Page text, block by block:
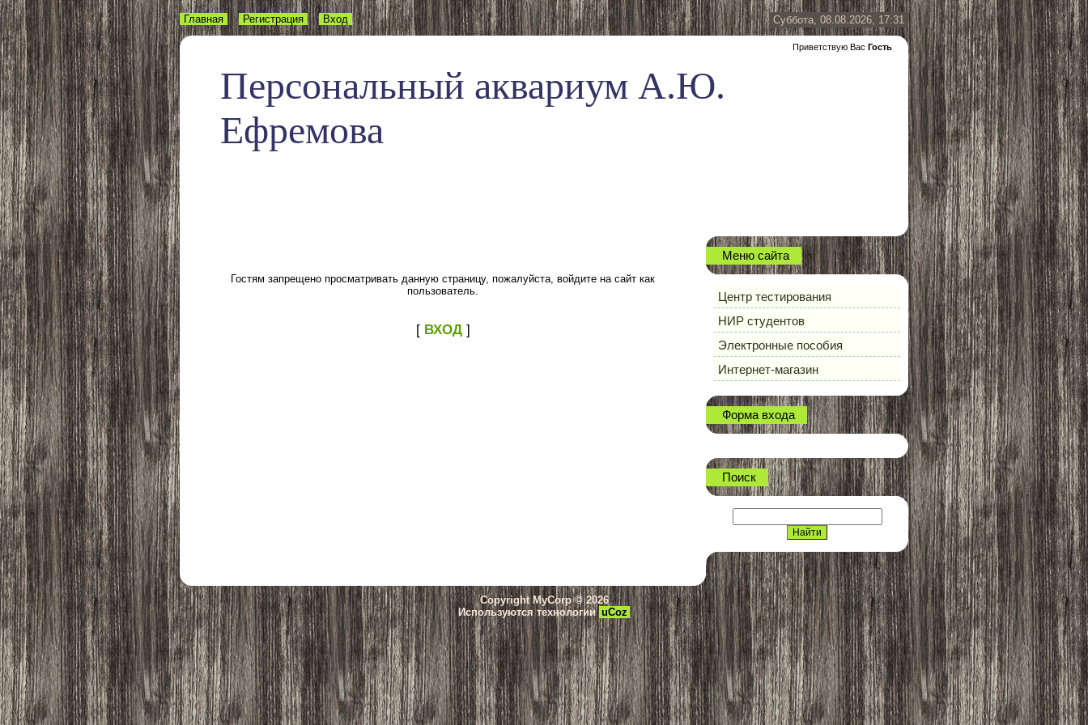
Суббота, 08.08.2026, 17:31
Приветствую Вас Гость
Персональный аквариум А.Ю.
Ефремова
Главная Регистрация Вход
Гостям запрещено просматривать данную страницу, пожалуйста, войдите на сайт как
пользователь.
[ ВХОД]
Меню сайта
Центр тестирования
НИР студентов
Электронные пособия
Интернет-магазин
Форма входа
Поиск
Copyright MyCorp © 2026
Используются технологии uCoz